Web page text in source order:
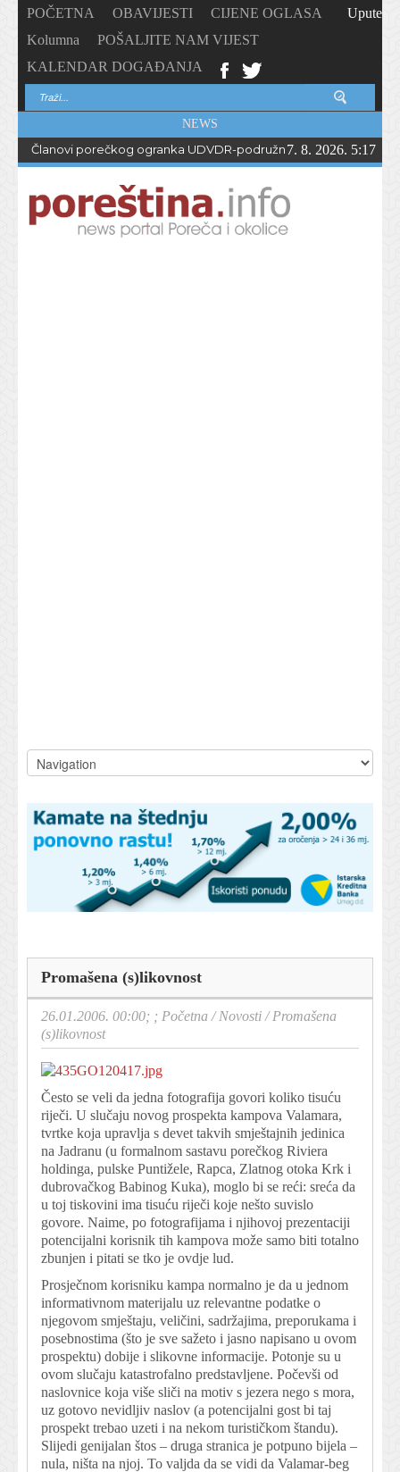
POČETNA OBAVIJESTI
CIJENE OGLASA
Kolumna
POŠALJITE NAM VIJEST
KALENDAR DOGAĐANJA
Upute
NEWS
Članovi porečkog ogranka UDVDR-podružnice Istarske
7. 8. 2026. 5:17
Promašena (s)likovnost
26.01.2006. 00:00; ; Početna /Novosti /Promašena
(s)likovnost
Često se veli da jedna fotografija govori koliko tisuću
riječi. U slučaju novog prospekta kampova Valamara,
tvrtke koja upravlja s devet takvih smještajnih jedinica
na Jadranu (u formalnom sastavu porečkog Riviera
holdinga, pulske Puntižele, Rapca, Zlatnog otoka Krk i
dubrovačkog Babinog Kuka), moglo bi se reći: sreća da
u toj tiskovini ima tisuću riječi koje nešto suvislo
govore. Naime, po fotografijama i njihovoj prezentaciji
potencijalni korisnik tih kampova može samo biti totalno
zbunjen i pitati se tko je ovdje lud.
Prosječnom korisniku kampa normalno je da u jednom
informativnom materijalu uz relevantne podatke o
njegovom smještaju, veličini, sadržajima, preporukama i
posebnostima (što je sve sažeto i jasno napisano u ovom
prospektu) dobije i slikovne informacije. Potonje su u
ovom slučaju katastrofalno predstavljene. Počevši od
naslovnice koja više sliči na motiv s jezera nego s mora,
uz gotovo nevidljiv naslov (a potencijalni gost bi taj
prospekt trebao uzeti i na nekom turističkom štandu).
Slijedi genijalan štos – druga stranica je potpuno bijela –
nula, ništa na njoj. To valjda da se vidi da Valamar-beg